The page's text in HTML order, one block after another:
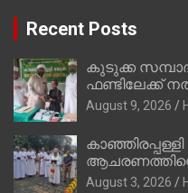
Recent Posts
കുടുക്ക
ഫണ്ടിലേക്ക്
വിദ്യാർത്ഥി
August 9, 2026
കാൽനാട്ട്
August 3, 2026